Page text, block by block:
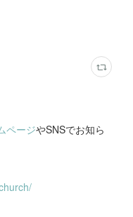
ページやSNSでお知ら